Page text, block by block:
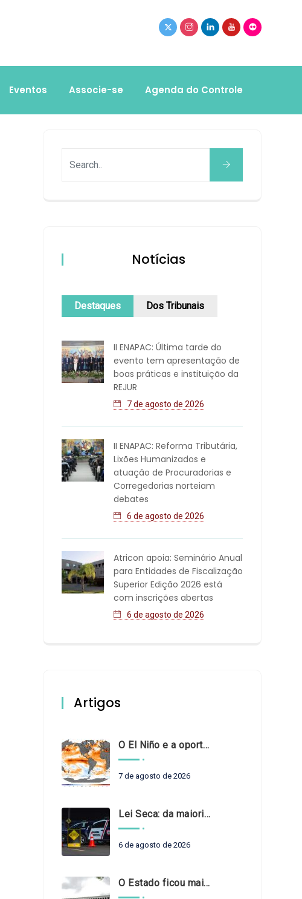
Eventos Associe-se Agenda do Controle
Notícias
Destaques Dos Tribunais
II ENAPAC: Última tarde do
evento tem apresentação de
boas práticas e instituição da
REJUR
7 de agosto de 2026
II ENAPAC: Reforma Tributária,
Lixões Humanizados e
atuação de Procuradorias e
Corregedorias norteiam
debates
6 de agosto de 2026
Atricon apoia: Seminário Anual
para Entidades de Fiscalização
Superior Edição 2026 está
com inscrições abertas
6 de agosto de 2026
Artigos
O El Niño e a oportunidade de fortalecer o controle externo das políticas climáticas
7 de agosto de 2026
Lei Seca: da maioridade à maturidade
6 de agosto de 2026
O Estado ficou mais complexo. O controle precisa acompanhar